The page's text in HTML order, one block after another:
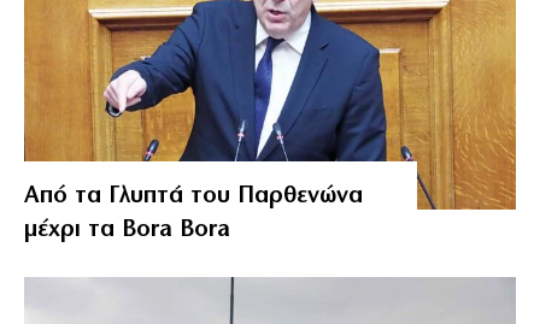
Από τα Γλυπτά του Παρθενώνα
μέχρι τα Bora Bora